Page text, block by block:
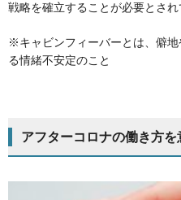
戦略を確立することが必要とされ
※キャビンフィーバーとは、僻
る情緒不安定のこと
アフターコロナの働き方